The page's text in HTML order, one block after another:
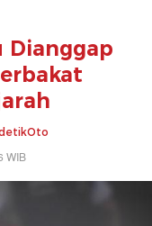
Dianggap
WIB